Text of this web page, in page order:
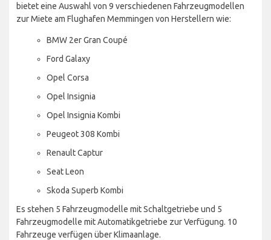
bietet eine Auswahl von 9 verschiedenen Fahrzeugmodellen
zur Miete am Flughafen Memmingen von Herstellern wie:
BMW 2er Gran Coupé
Ford Galaxy
Opel Corsa
Opel Insignia
Opel Insignia Kombi
Peugeot 308 Kombi
Renault Captur
Seat Leon
Skoda Superb Kombi
Es stehen 5 Fahrzeugmodelle mit Schaltgetriebe und 5
Fahrzeugmodelle mit Automatikgetriebe zur Verfügung. 10
Fahrzeuge verfügen über Klimaanlage.